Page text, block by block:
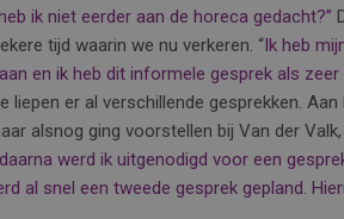
ik niet eerder aan de horeca gedacht?”
tijd waarin we nu verkeren. “Ik heb
en ik heb dit informele gesprek als zeer
er al verschillende gesprekken.
alsnog ging voorstellen bij Van der
werd ik uitgenodigd voor een
al snel een tweede gesprek gepland.